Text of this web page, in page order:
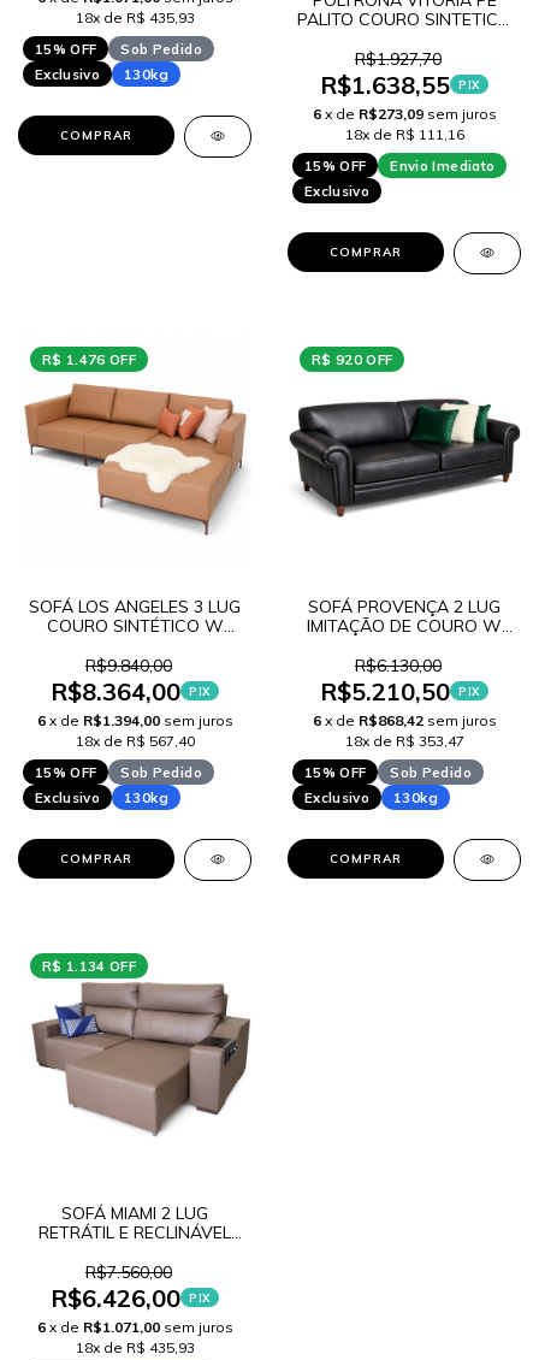
18x de R$ 435,93
15% OFF
Sob Pedido
Exclusivo
130kg
COMPRAR
PALITO COURO SINTETICO
R$1.927,70
R$1.638,55 PIX
6 x de R$273,09 sem juros
18x de R$ 111,16
15% OFF
Envio Imediato
Exclusivo
COMPRAR
R$ 1.476 OFF
SOFÁ LOS ANGELES 3 LUG
COURO SINTÉTICO W
R$9.840,00
R$8.364,00 PIX
6 x de R$1.394,00 sem juros
18x de R$ 567,40
15% OFF
Sob Pedido
Exclusivo
130kg
COMPRAR
R$ 920 OFF
SOFÁ PROVENÇA 2 LUG
IMITAÇÃO DE COURO W
R$6.130,00
R$5.210,50 PIX
6 x de R$868,42 sem juros
18x de R$ 353,47
15% OFF
Sob Pedido
Exclusivo
130kg
COMPRAR
R$ 1.134 OFF
SOFÁ MIAMI 2 LUG
RETRÁTIL E RECLINÁVEL
LANÇAMENTO
R$7.560,00
R$6.426,00 PIX
6 x de R$1.071,00 sem juros
18x de R$ 435,93